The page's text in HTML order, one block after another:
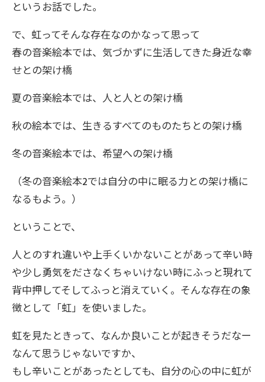
というお話でした。
で、虹ってそんな存在なのかなって思って
春の音楽絵本では、気づかずに生活してきた身近な幸
せとの架け橋
夏の音楽絵本では、人と人との架け橋
秋の絵本では、生きるすべてのものたちとの架け橋
冬の音楽絵本では、希望への架け橋
（冬の音楽絵本2では自分の中に眠る力との架け橋に
なるもよう。）
ということで、
人とのすれ違いや上手くいかないことがあって辛い時
や少し勇気をださなくちゃいけない時にふっと現れて
背中押してそしてふっと消えていく。そんな存在の象
徴として「虹」を使いました。
虹を見たときって、なんか良いことが起きそうだなー
なんて思うじゃないですか、
もし辛いことがあったとしても、自分の心の中に虹が